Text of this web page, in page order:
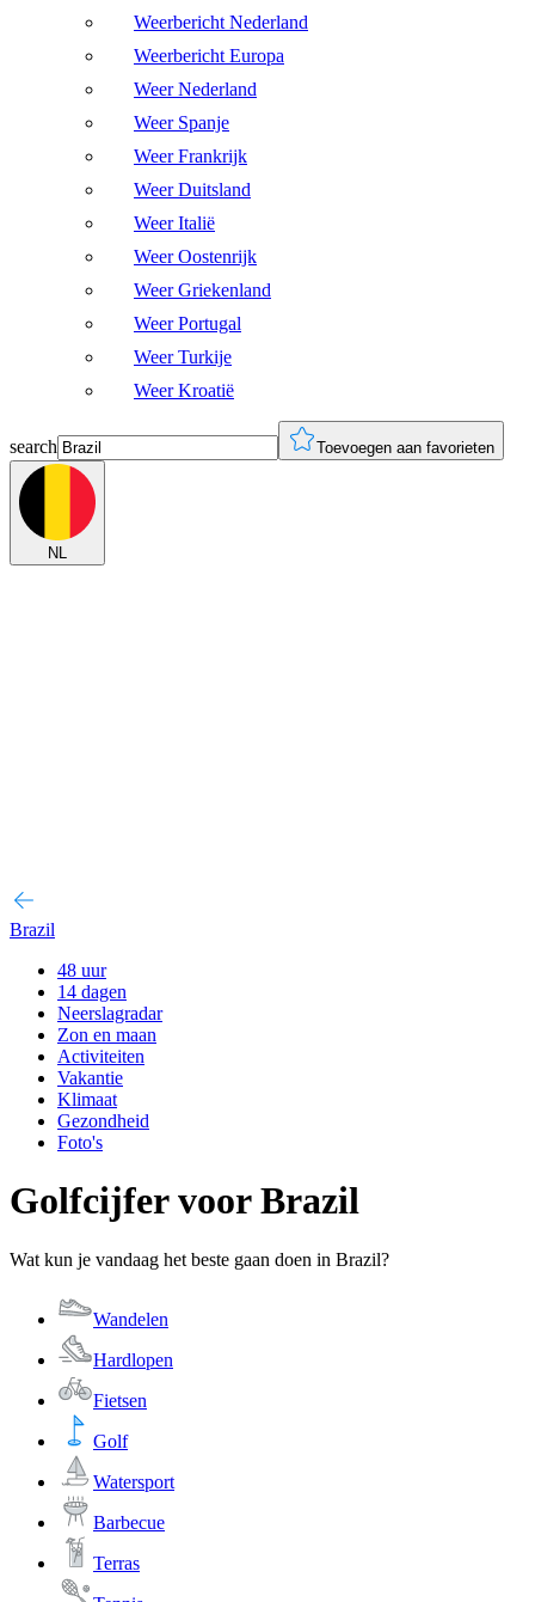
Weerbericht Nederland
Weerbericht Europa
Weer Nederland
Weer Spanje
Weer Frankrijk
Weer Duitsland
Weer Italië
Weer Oostenrijk
Weer Griekenland
Weer Portugal
Weer Turkije
Weer Kroatië
search Toevoegen aan favorieten
NL
Brazil
48 uur
14 dagen
Neerslagradar
Zon en maan
Activiteiten
Vakantie
Klimaat
Gezondheid
Foto's
Golfcijfer voor Brazil
Wat kun je vandaag het beste gaan doen in Brazil?
Wandelen
Hardlopen
Fietsen
Golf
Watersport
Barbecue
Terras